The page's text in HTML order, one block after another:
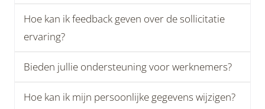
Hoe kan ik feedback geven over de sollicitatie
ervaring?
Bieden jullie ondersteuning voor werknemers?
Hoe kan ik mijn persoonlijke gegevens wijzigen?